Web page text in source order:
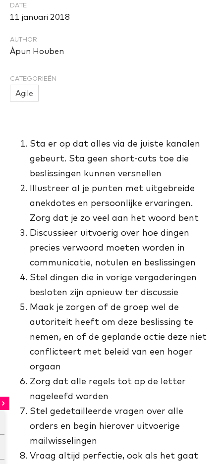
DATE
11 januari 2018
AUTHOR
Àpun Houben
CATEGORIEËN
Agile
Sta er op dat alles via de juiste kanalen
gebeurt. Sta geen short-cuts toe die
beslissingen kunnen versnellen
Illustreer al je punten met uitgebreide
anekdotes en persoonlijke ervaringen.
Zorg dat je zo veel aan het woord bent
Discussieer uitvoerig over hoe dingen
precies verwoord moeten worden in
communicatie, notulen en beslissingen
Stel dingen die in vorige vergaderingen
besloten zijn opnieuw ter discussie
Maak je zorgen of de groep wel de
autoriteit heeft om deze beslissing te
nemen, en of de geplande actie deze niet
conflicteert met beleid van een hoger
orgaan
Zorg dat alle regels tot op de letter
nageleefd worden
Stel gedetailleerde vragen over alle
orders en begin hierover uitvoerige
mailwisselingen
Vraag altijd perfectie, ook als het gaat